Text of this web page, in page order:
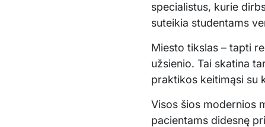
specialistus, kurie
suteikia studentams
Miesto tikslas – tapti
užsienio. Tai skatina
praktikos keitimąsi su
Visos šios modernios
pacientams didesnę